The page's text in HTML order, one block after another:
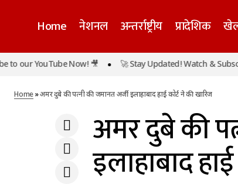
Home नेशनल अन्तर्राष्ट्रीय प्रादेशिक
एग्रेसिव ट्रेसिंग, टेस्टिंग और ट्रीटमेंट के चलते प्रदेश के
06 जिले वैश्विक महामारी को हराने में सफल हुए हैंः
YouTube Now! 🎥 🚀 Stay Updated! Watch & Subscribe to
Home»अमर दुबे की पत्नी की जमानत अर्जी इलाहाबाद हाई कोर्ट ने की खारिज
अमर दुबे की
इलाहाबाद